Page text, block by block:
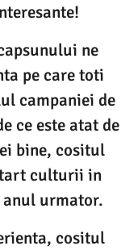
ne
pe care toti
campaniei de
ce este atat de
bine, cositul
culturii in
urmator.
cositul